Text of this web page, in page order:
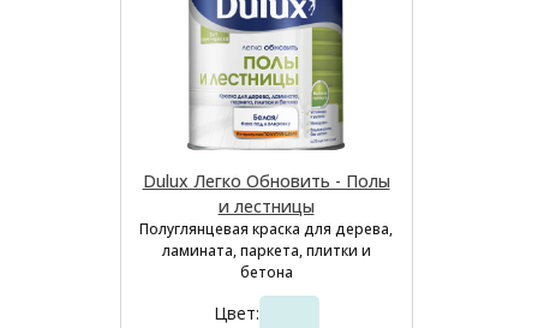
Dulux Легко Обновить - Полы
и лестницы
Полуглянцевая краска для дерева,
ламината, паркета, плитки и
бетона
Цвет: